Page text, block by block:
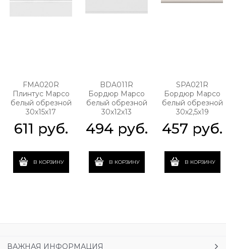
FMA020R
Плинтус Марсо
белый обрезной
30х15х17
611 руб.
В КОРЗИНУ
BDA011R
Бордюр Марсо
белый обрезной
30х12х13
494 руб.
В КОРЗИНУ
SPA021R
Бордюр Марсо
белый обрезной
30х2,5х19
457 руб.
В КОРЗИНУ
ВАЖНАЯ ИНФОРМАЦИЯ